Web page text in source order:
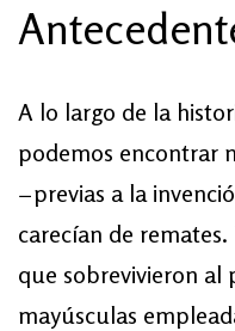
A lo largo de la
podemos encontrar
−previas a la
carecían de
que sobrevivieron al
mayúsculas